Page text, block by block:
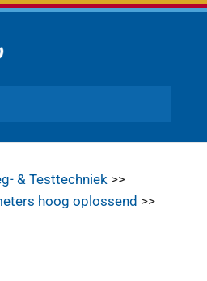
& Testtechniek>>
hoog oplossend >>